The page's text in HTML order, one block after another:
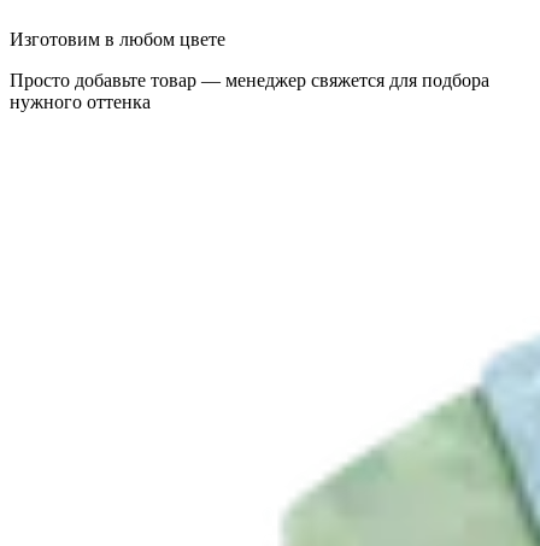
Изготовим в любом цвете
Просто добавьте товар — менеджер свяжется для подбора
нужного оттенка